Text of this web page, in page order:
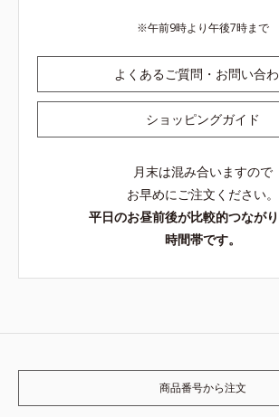
午前9時より午後7時まで
よくあるご質問・お問い合
ショッピングガイド
月末は混み合いますので
お早めにご注文ください。
平日のお昼前後が比較的つなが
時間帯です。
商品番号から注文